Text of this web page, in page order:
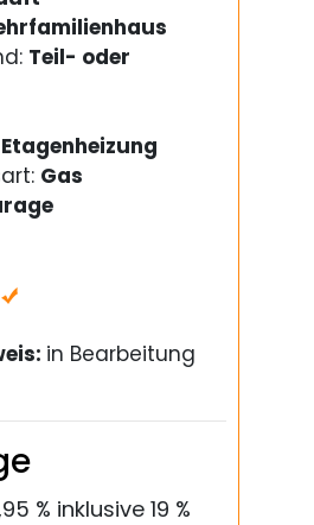
Teil- oder
Etagenheizung
Gas
in Bearbeitung
% inklusive 19 %